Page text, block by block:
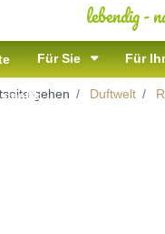
lebendig-
Für Sie Für
gehen Duftwelt